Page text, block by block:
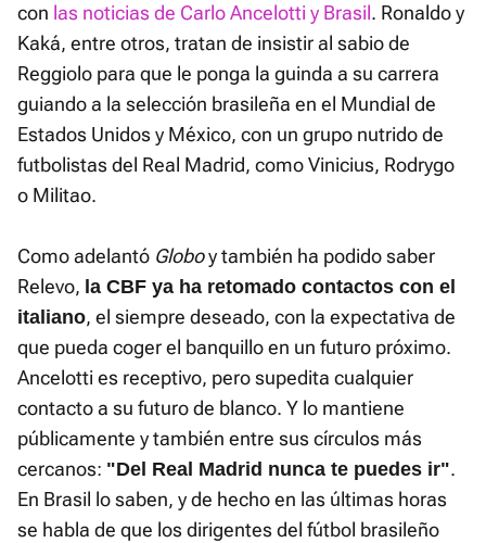
con las noticias de Carlo Ancelotti y Brasil. Ronaldo y
Kaká, entre otros, tratan de insistir al sabio de
Reggiolo para que le ponga la guinda a su carrera
guiando a la selección brasileña en el Mundial de
Estados Unidos y México, con un grupo nutrido de
futbolistas del Real Madrid, como Vinicius, Rodrygo
o Militao.
Como adelantó Globoy también ha podido saber
Relevo, la CBF ya ha retomado contactos con el
italiano, el siempre deseado, con la expectativa de
que pueda coger el banquillo en un futuro próximo.
Ancelotti es receptivo, pero supedita cualquier
contacto a su futuro de blanco. Y lo mantiene
públicamente y también entre sus círculos más
cercanos: "Del Real Madrid nunca te puedes ir".
En Brasil lo saben, y de hecho en las últimas horas
se habla de que los dirigentes del fútbol brasileño